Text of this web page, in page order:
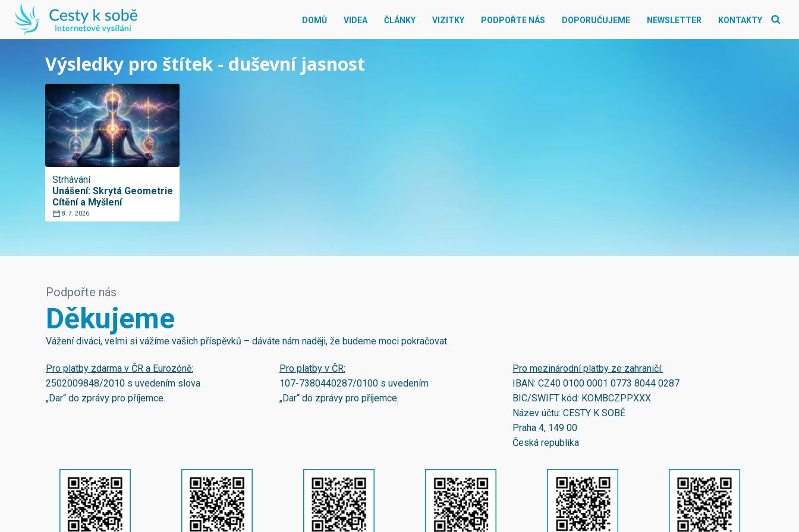
DOMŮ VIDEA ČLÁNKY VIZITKY PODPOŘTE NÁS DOPORUČUJEME NEWSLETTER KONTAKTY
Výsledky pro štítek - duševní jasnost
Strhávání
Unášení: Skrytá Geometrie
Cítění a Myšlení
8. 7. 2026
Podpořte nás
Děkujeme
Vážení diváci, velmi si vážíme vašich příspěvků – dáváte nám naději, že budeme moci pokračovat.
Pro platby zdarma v ČR a Eurozóně:
2502009848/2010 s uvedením slova
„Dar“ do zprávy pro příjemce.
Pro platby v ČR:
107-7380440287/0100s uvedením
„Dar“ do zprávy pro příjemce.
Pro mezinárodní platby ze zahraničí:
IBAN:CZ40 0100 0001 0773 8044 0287
BIC/SWIFT kód: KOMBCZPPXXX
Název účtu: CESTY K SOBĚ
Praha 4, 149 00
Česká republika